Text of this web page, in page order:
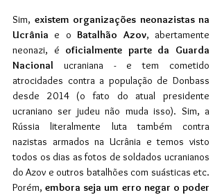
Sim, existem organizações neonazistas na
Ucrânia e o Batalhão Azov, abertamente
neonazi, é oficialmente parte da Guarda
Nacional ucraniana - e tem cometido
atrocidades contra a população de Donbass
desde 2014 (o fato do atual presidente
ucraniano ser judeu não muda isso). Sim, a
Rússia literalmente luta também contra
nazistas armados na Ucrânia e temos visto
todos os dias as fotos de soldados ucranianos
do Azov e outros batalhões com suásticas etc.
Porém, embora seja um erro negar o poder